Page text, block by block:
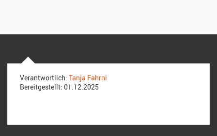
Verantwortlich: Tanja Fahrni
Bereitgestellt: 01.12.2025